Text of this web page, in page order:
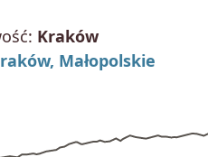
Kraków
Małopolskie